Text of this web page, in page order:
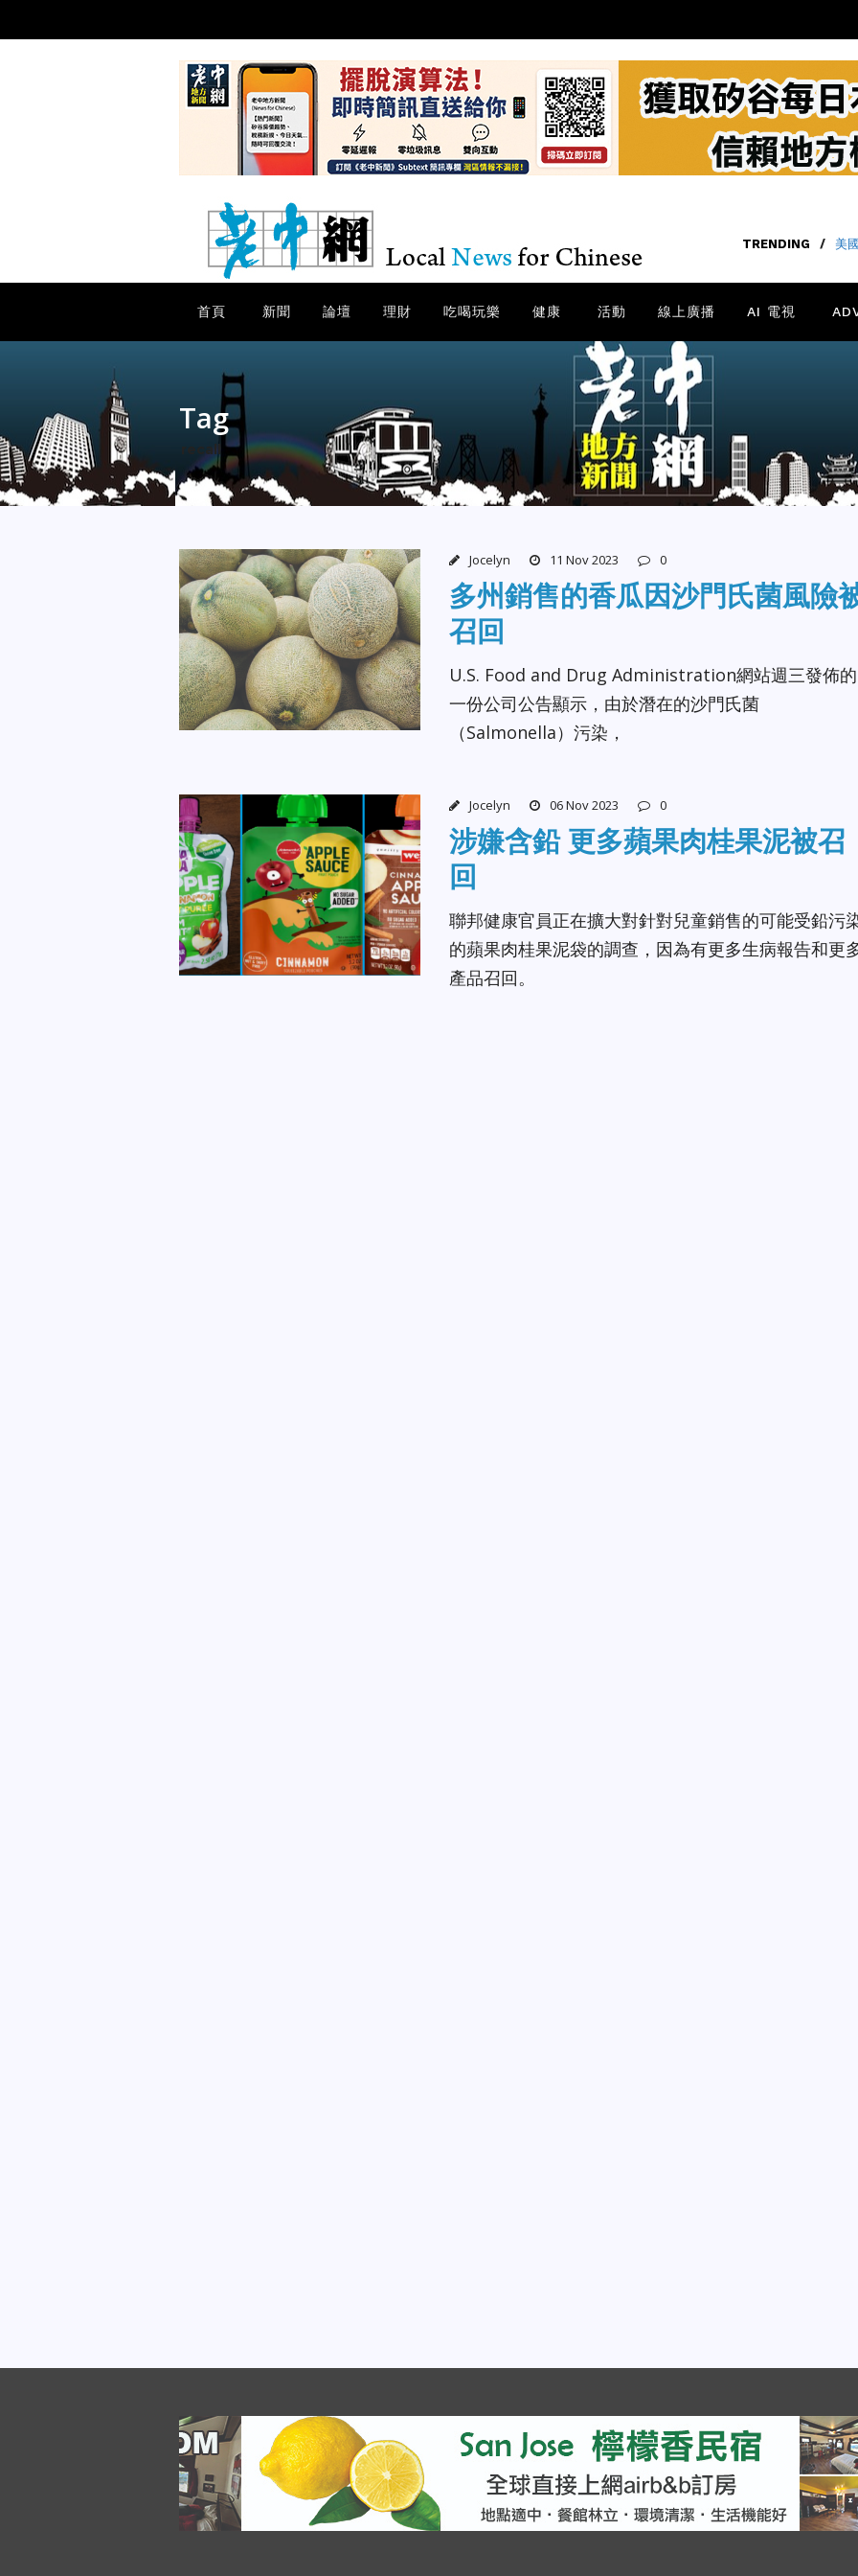
TRENDING / 美
首頁 新聞 論壇 理財 吃喝玩樂 健康 活動 線上廣播 AI 電視
Tag
recall
Jocelyn 11 Nov 2023 0
多州銷售的香瓜因沙門氏菌風險
召回
U.S. Food and Drug Administration網站週三發佈的
一份公司公告顯示，由於潛在的沙門氏菌
（Salmonella）污染，
Jocelyn 06 Nov 2023 0
涉嫌含鉛 更多蘋果肉桂果泥被召
回
聯邦健康官員正在擴大對針對兒童銷售的可能受鉛污
的蘋果肉桂果泥袋的調查，因為有更多生病報告和更
產品召回。